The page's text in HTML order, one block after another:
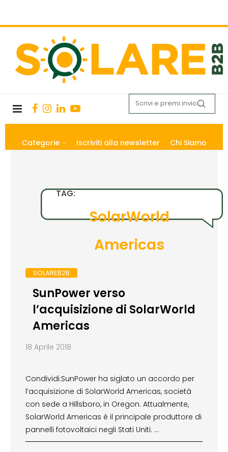
Categorie Iscriviti alla newsletter Chi Siamo
TAG:
SolarWorld
Americas
SOLAREB2B
SunPower verso
l’acquisizione di SolarWorld
Americas
18 Aprile 2018
Condividi:SunPower ha siglato un accordo per
l’acquisizione di SolarWorld Americas, società
con sede a Hillsboro, in Oregon. Attualmente,
SolarWorld Americas è il principale produttore di
pannelli fotovoltaici negli Stati Uniti. …